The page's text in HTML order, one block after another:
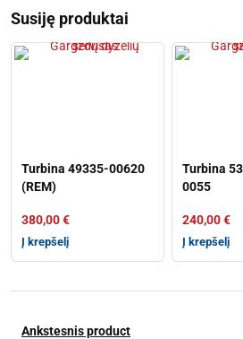
Susiję produktai
Turbina 49335-00620
(REM)
380,00€
Į krepšelį
Turbina
0055
240,00€
Į krepšelį
Ankstesnis product